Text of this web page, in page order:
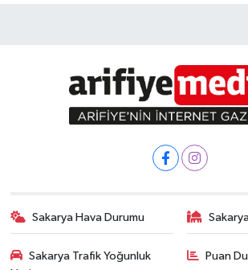
Sakarya Hava Durumu
Sakarya Trafik Yoğunluk
Puan